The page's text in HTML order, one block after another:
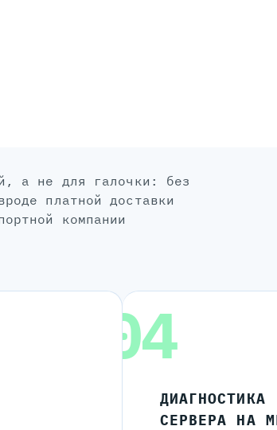
платной доставки
компании
04
ДИАГНОСТИКА
СЕРВЕРА НА